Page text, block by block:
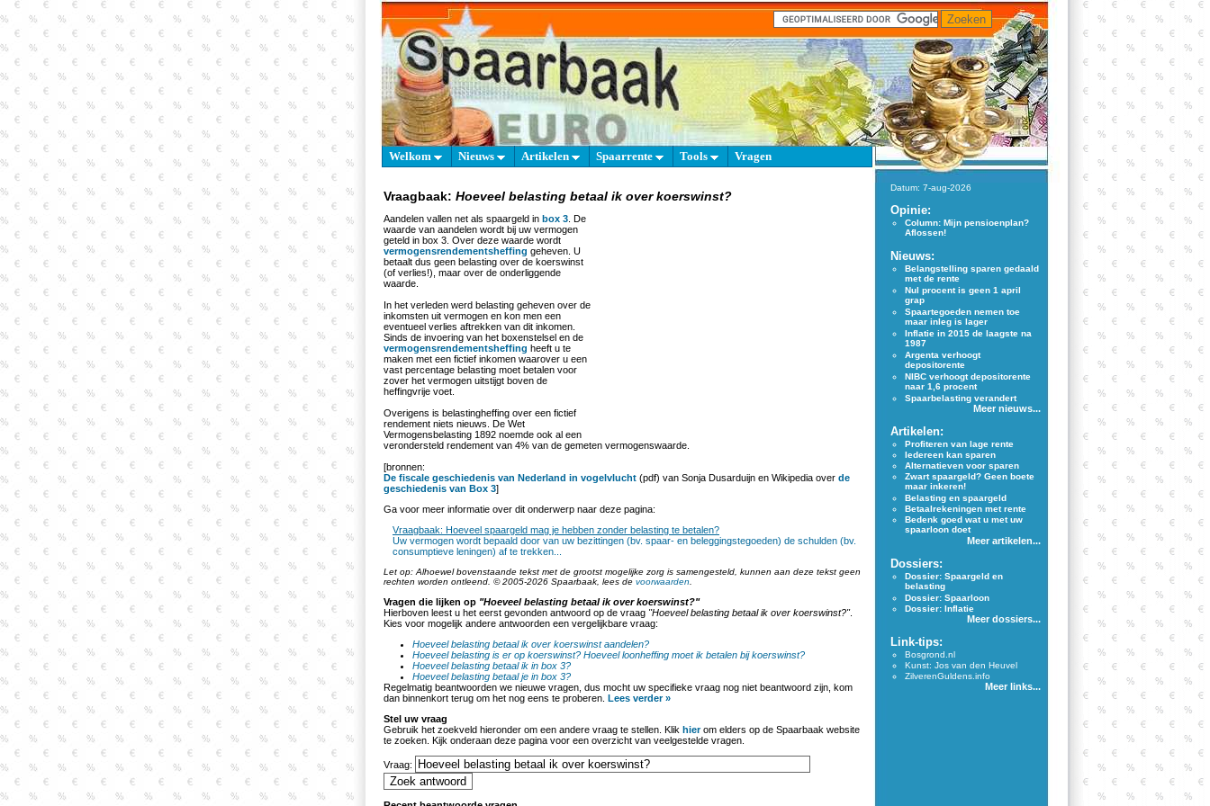
Welkom Nieuws Artikelen Spaarrente Tools Vragen
Vraagbaak: Hoeveel belasting betaal ik over koerswinst?
Aandelen vallen net als spaargeld in box 3 . De
waarde van aandelen wordt bij uw vermogen
geteld in box 3. Over deze waarde wordt
vermogensrendementsheffing geheven. U
betaalt dus geen belasting over de koerswinst
(of verlies!), maar over de onderliggende
waarde.
In het verleden werd belasting geheven over de
inkomsten uit vermogen en kon men een
eventueel verlies aftrekken van dit inkomen.
Sinds de invoering van het boxenstelsel en de
vermogensrendementsheffing heeft u te
maken met een fictief inkomen waarover u een
vast percentage belasting moet betalen voor
zover het vermogen uitstijgt boven de
heffingvrije voet.
Overigens is belastingheffing over een fictief
rendement niets nieuws. De Wet
Vermogensbelasting 1892 noemde ook al een
verondersteld rendement van 4% van de gemeten vermogenswaarde.
[bronnen:
De fiscale geschiedenis van Nederland in vogelvlucht (pdf) van Sonja Dusarduijn en Wikipedia over de
geschiedenis van Box 3]
Ga voor meer informatie over dit onderwerp naar deze pagina:
Vraagbaak: Hoeveel spaargeld mag je hebben zonder belasting te betalen?
Uw vermogen wordt bepaald door van uw bezittingen (bv. spaar- en beleggingstegoeden) de schulden (bv.
consumptieve leningen) af te trekken...
Let op: Alhoewel bovenstaande tekst met de grootst mogelijke zorg is samengesteld, kunnen aan deze tekst geen
rechten worden ontleend. © 2005-2026 Spaarbaak, lees de voorwaarden
Vragen die lijken op "Hoeveel belasting betaal ik over koerswinst?"
Hierboven leest u het eerst gevonden antwoord op de vraag "Hoeveel belasting betaal ik over koerswinst?".
Kies voor mogelijk andere antwoorden een vergelijkbare vraag:
Hoeveel belasting betaal ik over koerswinst aandelen?
Hoeveel belasting is er op koerswinst? Hoeveel loonheffing moet ik betalen bij koerswinst?
Hoeveel belasting betaal ik in box 3?
Hoeveel belasting betaal je in box 3?
Regelmatig beantwoorden we nieuwe vragen, dus mocht uw specifieke vraag nog niet beantwoord zijn, kom
dan binnenkort terug om het nog eens te proberen. Lees verder »
Stel uw vraag
Gebruik het zoekveld hieronder om een andere vraag te stellen. Klik hierom elders op de Spaarbaak website
te zoeken. Kijk onderaan deze pagina voor een overzicht van veelgestelde vragen.
Vraag:
Datum: 7-aug-2026
Opinie:
Column: Mijn pensioenplan?
Aflossen!
Nieuws:
Belangstelling sparen gedaald
met de rente
Nul procent is geen 1 april
grap
Spaartegoeden nemen toe
maar inleg is lager
Inflatie in 2015 de laagste na
1987
Argenta verhoogt
depositorente
NIBC verhoogt depositorente
naar 1,6 procent
Spaarbelasting verandert
Meer nieuws...
Artikelen:
Profiteren van lage rente
Iedereen kan sparen
Alternatieven voor sparen
Zwart spaargeld? Geen boete
maar inkeren!
Belasting en spaargeld
Betaalrekeningen met rente
Bedenk goed wat u met uw
spaarloon doet
Meer artikelen...
Dossiers:
Dossier: Spaargeld en
belasting
Dossier: Spaarloon
Dossier: Inflatie
Meer dossiers...
Link-tips:
Bosgrond.nl
Kunst: Jos van den Heuvel
ZilverenGuldens.info
Meer links...